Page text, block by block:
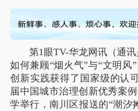
第1眼TV-华龙网讯（通
如何兼顾“烟火气”与“文明风
创新实践获得了国家级的认
届中国城市治理创新优秀案
学举行，南川区报送的“潮汐